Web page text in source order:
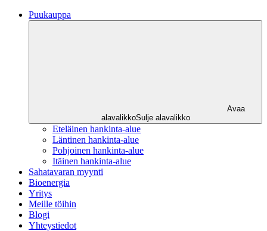
Puukauppa
Avaa
alavalikkoSulje alavalikko
Eteläinen hankinta-alue
Läntinen hankinta-alue
Pohjoinen hankinta-alue
Itäinen hankinta-alue
Sahatavaran myynti
Bioenergia
Yritys
Meille töihin
Blogi
Yhteystiedot